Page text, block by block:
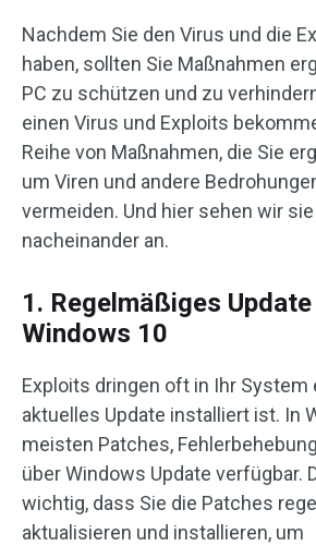
Nachdem Sie den Virus und die
haben, sollten Sie Maßnahmen
PC zu schützen und zu
einen Virus und Exploits
Reihe von Maßnahmen, die Sie
um Viren und andere
vermeiden. Und hier sehen wir
nacheinander an.
1. Regelmäßiges
Windows 10
Exploits dringen oft in Ihr System
aktuelles Update installiert ist. In
meisten Patches,
über Windows Update verfügbar.
wichtig, dass Sie die Patches
aktualisieren und installieren, um